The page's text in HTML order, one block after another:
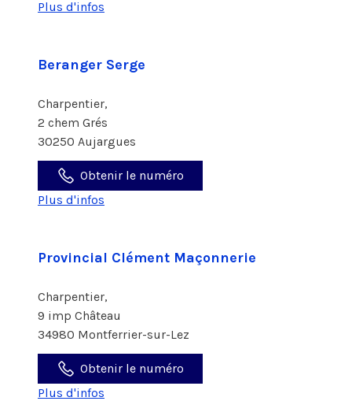
Plus d'infos
Beranger Serge
Charpentier,
2 chem Grés
30250 Aujargues
Obtenir le numéro
Plus d'infos
Provincial Clément Maçonnerie
Charpentier,
9 imp Château
34980 Montferrier-sur-Lez
Obtenir le numéro
Plus d'infos